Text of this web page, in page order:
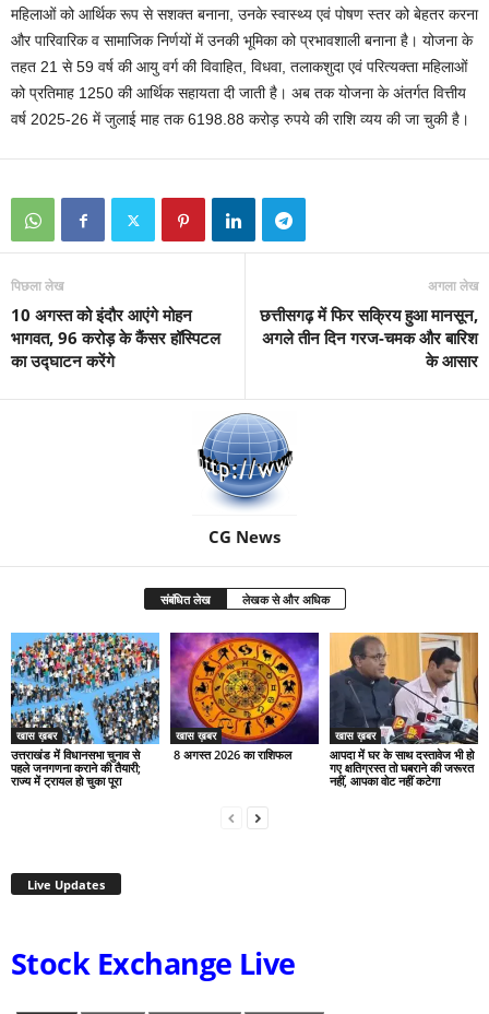
महिलाओं को आर्थिक रूप से सशक्त बनाना, उनके स्वास्थ्य एवं पोषण स्तर को बेहतर करना
और पारिवारिक व सामाजिक निर्णयों में उनकी भूमिका को प्रभावशाली बनाना है। योजना के
तहत 21 से 59 वर्ष की आयु वर्ग की विवाहित, विधवा, तलाकशुदा एवं परित्यक्ता महिलाओं
को प्रतिमाह 1250 की आर्थिक सहायता दी जाती है। अब तक योजना के अंतर्गत वित्तीय
वर्ष 2025-26 में जुलाई माह तक 6198.88 करोड़ रुपये की राशि व्यय की जा चुकी है।
पिछला लेख
10 अगस्त को इंदौर आएंगे मोहन
भागवत, 96 करोड़ के कैंसर हॉस्पिटल
का उद्घाटन करेंगे
अगला लेख
छत्तीसगढ़ में फिर सक्रिय हुआ मानसून,
अगले तीन दिन गरज-चमक और बारिश
के आसार
CG News
संबंधित लेख लेखक से और अधिक
खास ख़बर
उत्तराखंड में विधानसभा चुनाव से
पहले जनगणना कराने की तैयारी;
राज्य में ट्रायल हो चुका पूरा
खास ख़बर
8 अगस्त 2026 का राशिफल
खास ख़बर
आपदा में घर के साथ दस्तावेज भी हो
गए क्षतिग्रस्त तो घबराने की जरूरत
नहीं, आपका वोट नहीं कटेगा
Live Updates
Stock Exchange Live